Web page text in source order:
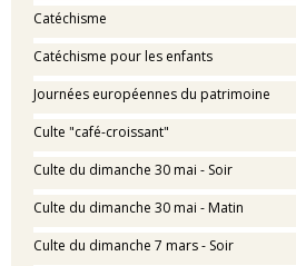
Catéchisme
Catéchisme pour les enfants
Journées européennes du patrimoine
Culte "café-croissant"
Culte du dimanche 30 mai - Soir
Culte du dimanche 30 mai - Matin
Culte du dimanche 7 mars - Soir